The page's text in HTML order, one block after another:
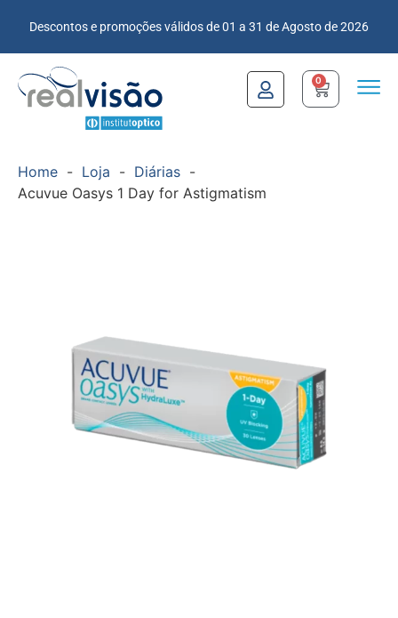
Descontos e promoções válidos de 01 a 31 de Agosto de 2026
0
Home - Loja - Diárias -
Acuvue Oasys 1 Day for Astigmatism